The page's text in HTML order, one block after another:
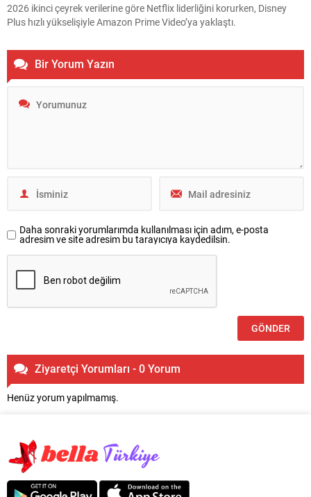
2026 ikinci çeyrek verilerine göre Netflix liderliğini korurken, Disney
Plus hızlı yükselişiyle Amazon Prime Video’ya yaklaştı.
Bir Yorum Yazın
Daha sonraki yorumlarımda kullanılması için adım, e-posta
adresim ve site adresim bu tarayıcıya kaydedilsin.
Ziyaretçi Yorumları - 0 Yorum
Henüz yorum yapılmamış.